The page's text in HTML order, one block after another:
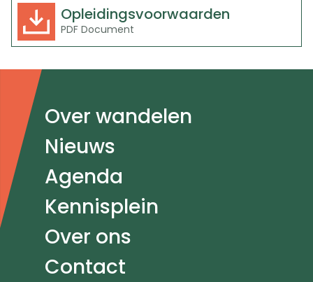
D
o
Opleidingsvoorwaarden
PDF Document
Doormat
navigatie
Over wandelen
Nieuws
Agenda
Kennisplein
Over ons
Contact